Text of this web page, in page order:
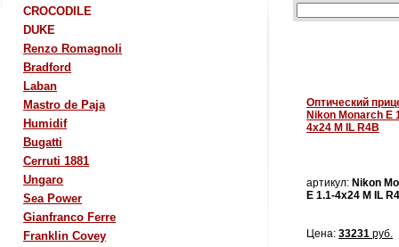
CROCODILE
DUKE
Renzo Romagnoli
Bradford
Laban
Mastro de Paja
Humidif
Bugatti
Cerruti 1881
Ungaro
Sea Power
Gianfranco Ferre
Franklin Covey
Оптический
Nikon Monarch E
4x24 M IL R4B
артикул: Nikon
E 1.1-4x24 M IL
Цена: 33231 руб.